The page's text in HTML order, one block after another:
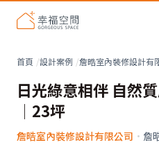
首頁 設計案例 詹晧室內裝修設計有
日光綠意相伴 自然
│23坪
詹晧室內裝修設計有限公司 · 詹